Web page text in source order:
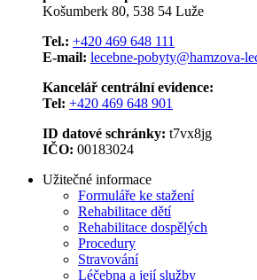
Košumberk 80, 538 54 Luže
Tel.: +420 469 648 111
E-mail: lecebne-pobyty@hamzova-
Kancelář centrální evidence:
Tel: +420 469 648 901
ID datové schránky: t7vx8jg
IČO: 00183024
Užitečné informace
Formuláře ke stažení
Rehabilitace dětí
Rehabilitace dospělých
Procedury
Stravování
Léčebna a její služby